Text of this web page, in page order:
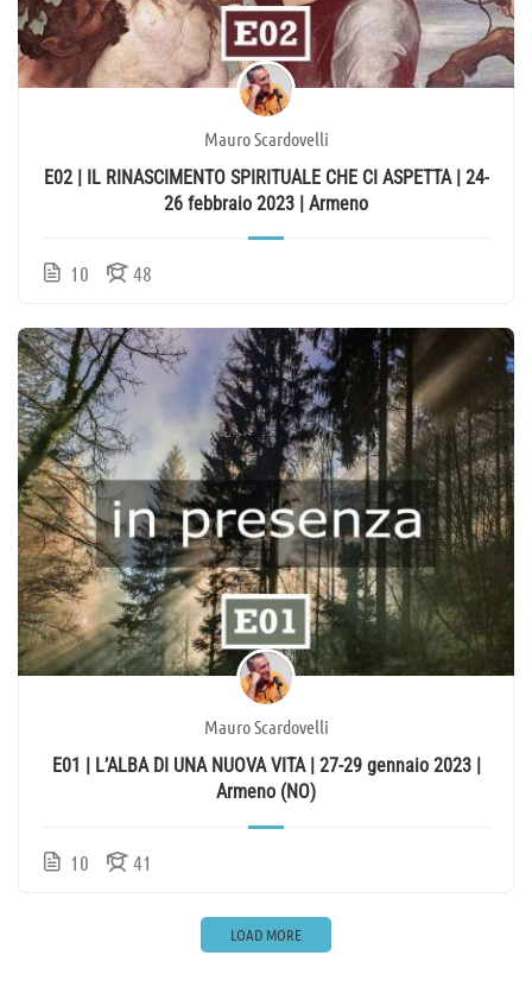
Mauro Scardovelli
E02 | IL RINASCIMENTO SPIRITUALE CHE CI ASPETTA | 24-
26 febbraio 2023 | Armeno
10 48
Mauro Scardovelli
E01 | L’ALBA DI UNA NUOVA VITA | 27-29 gennaio 2023 |
Armeno (NO)
10 41
LOAD MORE